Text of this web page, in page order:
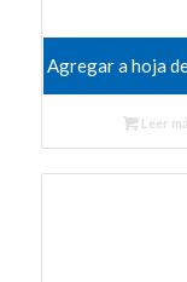
Agregar a hoja
Leer